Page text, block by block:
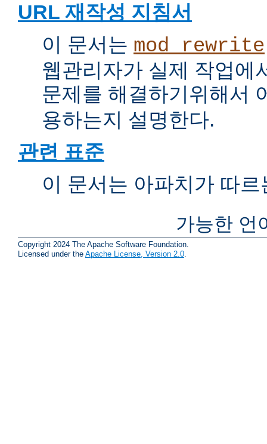
URL 재작성 지침서
이 문서는 mod_rewrite
웹관리자가 실제 작업에
문제를 해결하기위해서
용하는지 설명한다.
관련 표준
이 문서는 아파치가 따
가능한 언
Copyright 2024 The Apache Software Foundation.
Licensed under the Apache License, Version 2.0